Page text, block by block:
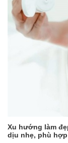
Xu hướng làm
dịu nhẹ, phù